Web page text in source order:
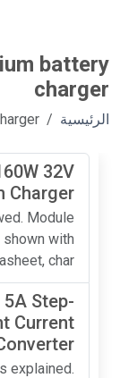
battery
charger
الرئيسية
32V
Charger
Module
shown with
char...
5A Step-
Current
Converter
explained.